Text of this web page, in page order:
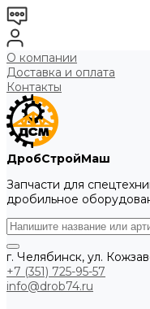
О компании
Доставка и оплата
Контакты
ДробСтройМаш
Запчасти для
дробильное
г. Челябинск, ул.
+7 (351) 725-95-57
info@drob74.ru